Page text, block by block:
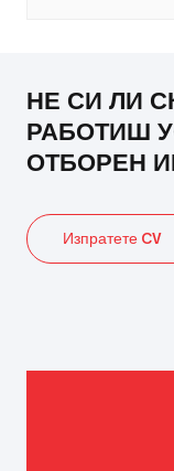
НЕ СИ ЛИ
РАБОТИШ
ОТБОРЕН
Изпратете CV